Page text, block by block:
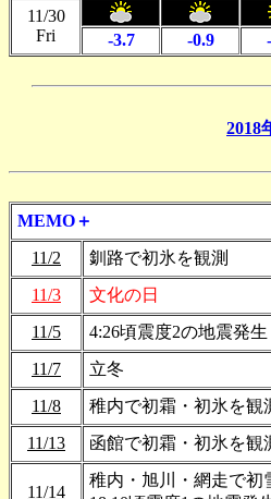
11/30
Fri
-3.7 -0.9
2018
MEMO＋
11/2
釧路で初氷を観測
11/3
文化の日
11/5
4:26頃震度2の地震発生
11/7
立冬
11/8
稚内で初霜・初氷を観
11/13
函館で初霜・初氷を観
11/14
稚内・旭川・網走で初